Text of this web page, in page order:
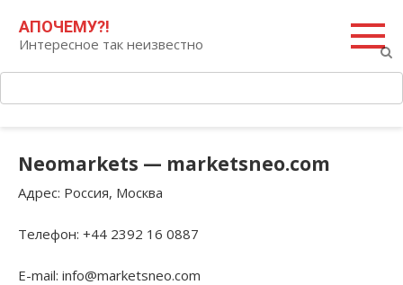
контенту
АПОЧЕМУ?!
Интересное так неизвестно
Neomarkets — marketsneo.com
Адрес: Россия, Москва
Телефон: +44 2392 16 0887
E-mail: info@marketsneo.com